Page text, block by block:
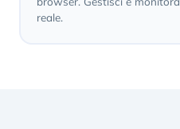
reale.